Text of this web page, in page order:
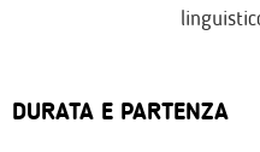
DURATA E PARTENZA